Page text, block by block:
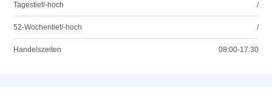
Tagestief/-hoch /
52-Wochentief/-hoch /
Handelszeiten 08:00-17:30